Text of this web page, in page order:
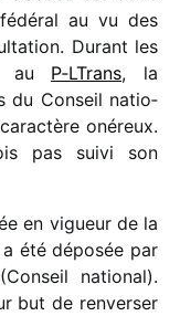
au vu des
Durant les
au P‑LTrans, la
du Conseil natio­
onéreux.
pas suivi son
en vigueur de la
a été dépo­sée par
natio­nal).
but de renver­ser